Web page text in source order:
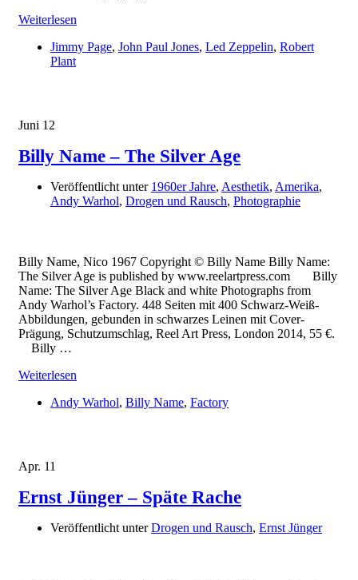
Weiterlesen
Jimmy Page, John Paul Jones, Led Zeppelin, Robert
Plant
Juni 12
Billy Name – The Silver Age
Veröffentlicht unter 1960er Jahre, Aesthetik, Amerika,
Andy Warhol, Drogen und Rausch, Photographie
Billy Name, Nico 1967 Copyright © Billy Name Billy Name:
The Silver Age is published by www.reelartpress.com Billy
Name: The Silver Age Black and white Photographs from
Andy Warhol’s Factory. 448 Seiten mit 400 Schwarz-Weiß-
Abbildungen, gebunden in schwarzes Leinen mit Cover-
Prägung, Schutzumschlag, Reel Art Press, London 2014, 55 €.
Billy …
Weiterlesen
Andy Warhol, Billy Name, Factory
Apr. 11
Ernst Jünger – Späte Rache
Veröffentlicht unterDrogen und Rausch, Ernst Jünger